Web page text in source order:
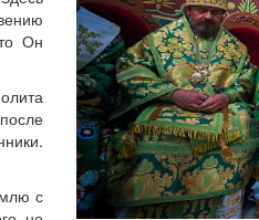
Он
с